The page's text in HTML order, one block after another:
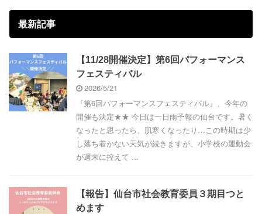
最新記事
【11/28開催決定】第6回パフォーマンス
フェスティバル
2026/5/21
『第6回パフォーマンスフェスティバル』、今年の
開催も決定★★ 今日は一日雨予報の仙台です。暑く
なったと思ったら、肌寒くなったり…この時期は少
し落ち着かない天気が続きますが、小学校の運動会
が週末に控えて ...
【報告】仙台市社会教育委員３期目つと
めます